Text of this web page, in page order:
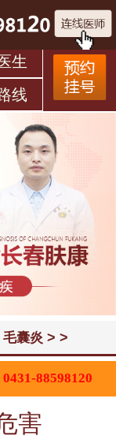
生
线
毛囊炎 > >
0431-88598120
害